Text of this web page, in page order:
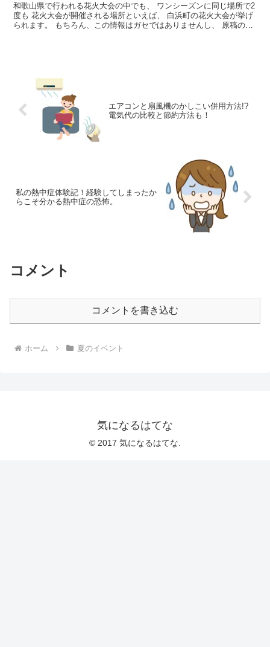
和歌山県で行われる花火大会の中でも、 ワンシーズンに同じ場所で2
度も 花火大会が開催される場所といえば、 白浜町の花火大会が挙げ
られます。 もちろん、この情報はガセではありませんし、 原稿の打
エアコンと扇風機のかしこい併用方法!?
電気代の比較と節約方法も！
私の熱中症体験記！経験してしまったか
らこそ分かる熱中症の恐怖。
コメント
コメントを書き込む
ホーム 夏のイベント
気になるはてな
© 2017 気になるはてな.